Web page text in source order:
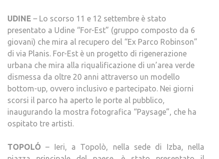
UDINE – Lo scorso 11 e 12 settembre è stato
presentato a Udine “For-Est” (gruppo composto da 6
giovani) che mira al recupero del “Ex Parco Robinson”
di via Planis. For-Est è un progetto di rigenerazione
urbana che mira alla riqualificazione di un’area verde
dismessa da oltre 20 anni attraverso un modello
bottom-up, ovvero inclusivo e partecipato. Nei giorni
scorsi il parco ha aperto le porte al pubblico,
inaugurando la mostra fotografica “Paysage”, che ha
ospitato tre artisti.
TOPOLÓ – Ieri, a Topolò, nella sede di Izba, nella